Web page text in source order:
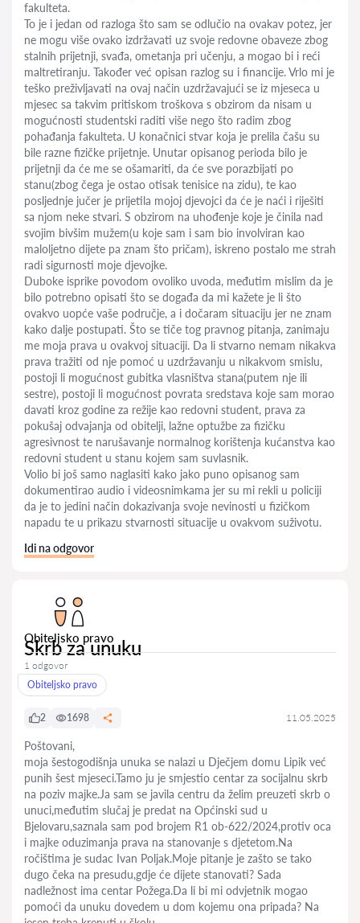
fakulteta.
To je i jedan od razloga što sam se odlučio na ovakav potez, jer
ne mogu više ovako izdržavati uz svoje redovne obaveze zbog
stalnih prijetnji, svađa, ometanja pri učenju, a mogao bi i reći
maltretiranju. Također već opisan razlog su i financije. Vrlo mi je
teško preživljavati na ovaj način uzdržavajući se iz mjeseca u
mjesec sa takvim pritiskom troškova s obzirom da nisam u
mogućnosti studentski raditi više nego što radim zbog
pohađanja fakulteta. U konačnici stvar koja je prelila čašu su
bile razne fizičke prijetnje. Unutar opisanog perioda bilo je
prijetnji da će me se ošamariti, da će sve porazbijati po
stanu(zbog čega je ostao otisak tenisice na zidu), te kao
posljednje jučer je prijetila mojoj djevojci da će je naći i riješiti
sa njom neke stvari. S obzirom na uhođenje koje je činila nad
svojim bivšim mužem(u koje sam i sam bio involviran kao
maloljetno dijete pa znam što pričam), iskreno postalo me strah
radi sigurnosti moje djevojke.
Duboke isprike povodom ovoliko uvoda, međutim mislim da je
bilo potrebno opisati što se događa da mi kažete je li što
ovakvo uopće vaše područje, a i dočaram situaciju jer ne znam
kako dalje postupati. Što se tiče tog pravnog pitanja, zanimaju
me moja prava u ovakvoj situaciji. Da li stvarno nemam nikakva
prava tražiti od nje pomoć u uzdržavanju u nikakvom smislu,
postoji li mogućnost gubitka vlasništva stana(putem nje ili
sestre), postoji li mogućnost povrata sredstava koje sam morao
davati kroz godine za režije kao redovni student, prava za
pokušaj odvajanja od obitelji, lažne optužbe za fizičku
agresivnost te narušavanje normalnog korištenja kućanstva kao
redovni student u stanu kojem sam suvlasnik.
Volio bi još samo naglasiti kako jako puno opisanog sam
dokumentirao audio i videosnimkama jer su mi rekli u policiji
da je to jedini način dokazivanja svoje nevinosti u fizičkom
napadu te u prikazu stvarnosti situacije u ovakvom suživotu.
Idi na odgovor
Obiteljsko pravo
Skrb za unuku
1 odgovor
Obiteljsko pravo
2 1698 11.05.2025
Poštovani,
moja šestogodišnja unuka se nalazi u Dječjem domu Lipik već
punih šest mjeseci.Tamo ju je smjestio centar za socijalnu skrb
na poziv majke.Ja sam se javila centru da želim preuzeti skrb o
unuci,međutim slučaj je predat na Općinski sud u
Bjelovaru,saznala sam pod brojem R1 ob-622/2024,protiv oca
i majke oduzimanja prava na stanovanje s djetetom.Na
ročištima je sudac Ivan Poljak.Moje pitanje je zašto se tako
dugo čeka na presudu,gdje će dijete stanovati? Sada
nadležnost ima centar Požega.Da li bi mi odvjetnik mogao
pomoći da unuku dovedem u dom kojemu ona pripada? Na